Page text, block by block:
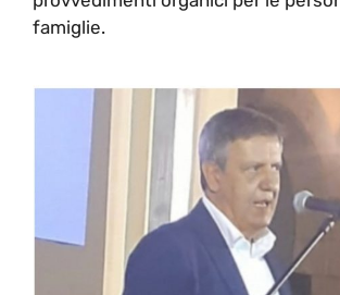
famiglie.